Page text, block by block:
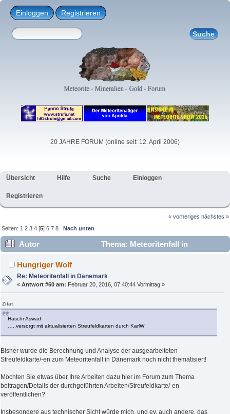
Einloggen Registrieren
20 JAHRE FORUM (online seit: 12. April 2006)
Übersicht Hilfe Suche Einloggen
Registrieren
« vorheriges nächstes »
Seiten: 1 2 3 4 [5]6 7 8 Nach unten
Autor
Thema: Meteoritenfall in
Dänemark (Gelesen 44352 mal)
Hungriger Wolf
Re: Meteoritenfall in Dänemark
«Antwort #60 am: Februar 20, 2016, 07:40:44 Vormittag »
Zitat
Haschr Aswad
…..versorgt mit aktualisierten Streufeldkarten durch KarlW
Bisher wurde die Berechnung und Analyse der ausgearbeiteten
Streufeldkarte/-en zum Meteoritenfall in Dänemark noch nicht thematisiert!
Möchten Sie etwas über Ihre Arbeiten dazu hier im Forum zum Thema
beitragen/Details der durchgeführten Arbeiten/Streufeldkarte/-en
veröffentlichen?
Insbesondere aus technischer Sicht würde mich, und ev. auch andere, das